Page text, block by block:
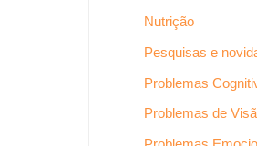
Nutrição
Pesquisas e
Problemas
Problemas de